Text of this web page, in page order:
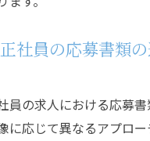
社員の応募書類
員の求人における応募
に応じて異なるアプロ